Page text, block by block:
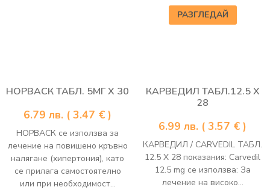
РАЗГЛЕДАЙ
НОРВАСК ТАБЛ. 5МГ Х 30
6.79 лв. ( 3.47 € )
НОРВАСК се използва за
лечение на повишено кръвно
налягане (хипертония), като
се прилага самостоятелно
или при необходимост...
КАРВЕДИЛ ТАБЛ.12.5 Х
28
6.99 лв. ( 3.57 € )
КАРВЕДИЛ / CARVEDIL ТАБЛ.
12.5 Х 28 показания: Carvedil
12.5 mg се използва: За
лечение на високо...